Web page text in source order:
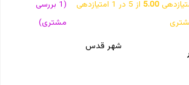
5.00 از 5 در 1 امتیازدهی
(
1 بررسی
مشتری)
شهر قدس